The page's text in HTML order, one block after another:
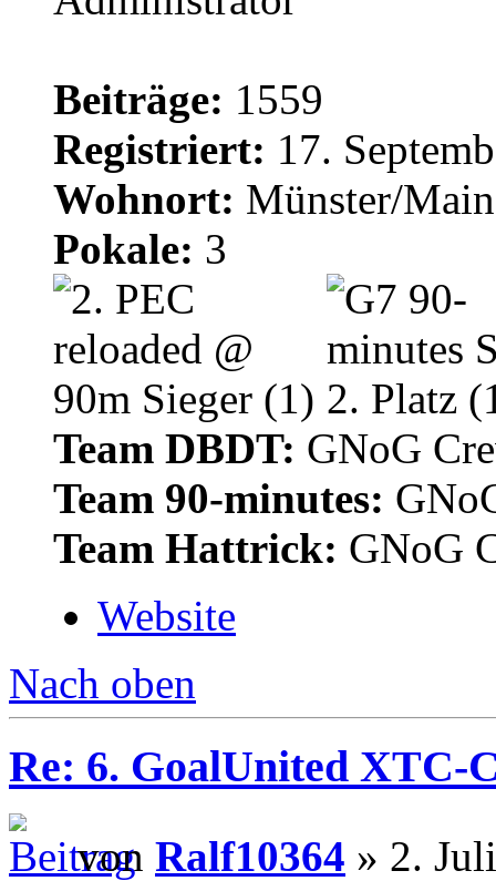
Beiträge: 1559
Registriert: 17.
Wohnort: Münster/
Pokale: 3
Team DBDT: GNoG
Team 90-minutes:
Team Hattrick: GNoG
Website
Nach oben
Re: 6. GoalUnited XTC-
von Ralf10364 » 2.